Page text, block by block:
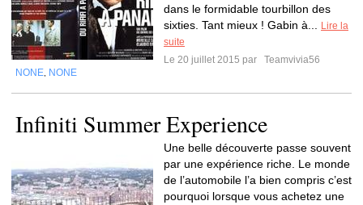
dans le formidable tourbillon des
sixties. Tant mieux ! Gabin à...
Lire la
suite
Le 20 juillet 2015 par
Teamvivia56
NONE NONE
Infiniti Summer Experience
Une belle découverte passe souvent
par une expérience riche. Le monde
de l’automobile l’a bien compris c’est
pourquoi lorsque vous achetez une